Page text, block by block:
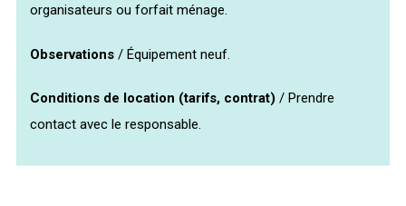
organisateurs ou forfait ménage.
Observations / Équipement neuf.
Conditions de location (tarifs, contrat) / Prendre
contact avec le responsable.